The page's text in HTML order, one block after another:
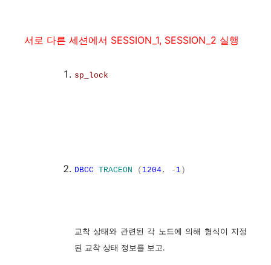
서로 다른 세션에서 SESSION_1, SESSION_2 실행
sp_lock
DBCC TRACEON ( 1204, - 1)
교착 상태와 관련된 각 노드에 의해 형식이 지정
된 교착 상태 정보를 보고.